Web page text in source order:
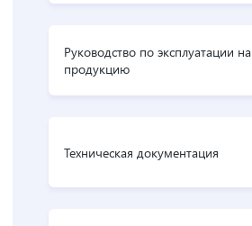
Руководство по эксплуатации на
продукцию
Техническая документация